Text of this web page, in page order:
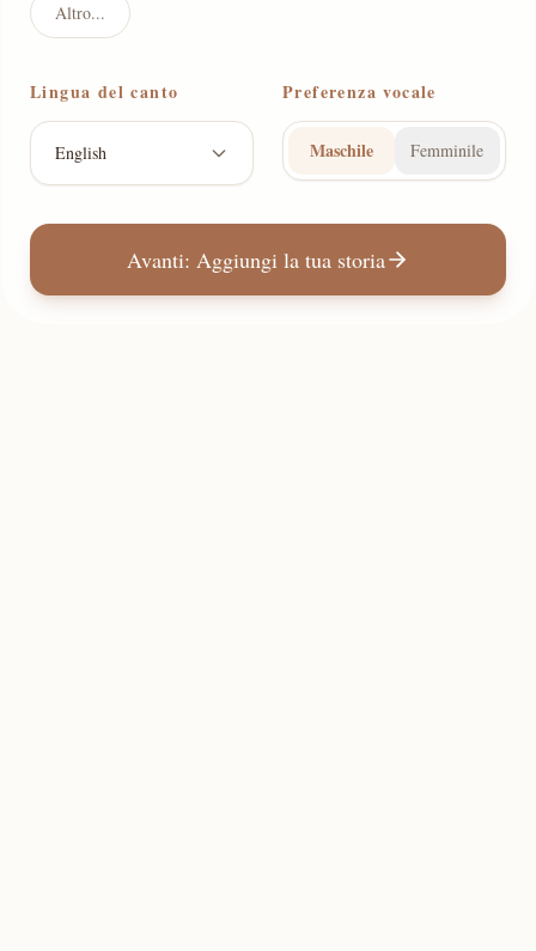
Altro...
Lingua del canto
English
Preferenza vocale
Maschile Femminile
Avanti: Aggiungi la tua storia